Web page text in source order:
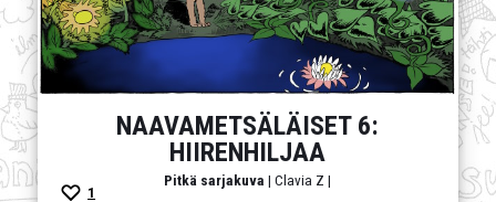
NAAVAMETSÄLÄISET 6:
HIIRENHILJAA
Pitkä sarjakuva | Clavia Z |
1